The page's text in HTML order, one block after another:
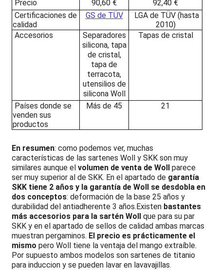
Precio
90,60 €
92,40 €
Certificaciones de
calidad
GS de TÜV
LGA de TÜV (hasta
2010)
Accesorios
Separadores
silicona, tapa
de cristal,
tapa de
terracota,
utensilios de
silicona Woll
Tapas de cristal
Países donde se
venden sus
productos
Más de 45 21
En resumen: como podemos ver, muchas
características de las sartenes Woll y SKK son muy
similares aunque el volumen de venta de Woll parece
ser muy superior al de SKK. En el apartado de garantía
SKK tiene 2 años y la garantía de Woll se desdobla en
dos conceptos: deformación de la base 25 años y
durabilidad del antiadherente 3 años.Existen bastantes
más accesorios para la sartén Woll que para su par
SKK y en el apartado de sellos de calidad ambas marcas
muestran pergaminos. El precio es prácticamente el
mismo pero Woll tiene la ventaja del mango extraíble.
Por supuesto ambos modelos son sartenes de titanio
para induccion y se pueden lavar en lavavajillas.